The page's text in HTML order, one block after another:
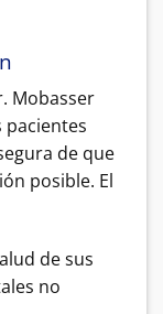
Mobasser
pacientes
de que
posible. El
de sus
no